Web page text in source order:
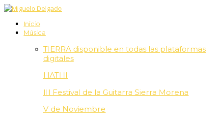
Inicio
Música
TIERRA disponible en todas las plataformas
digitales
HATHI
III Festival de la Guitarra Sierra Morena
V de Noviembre